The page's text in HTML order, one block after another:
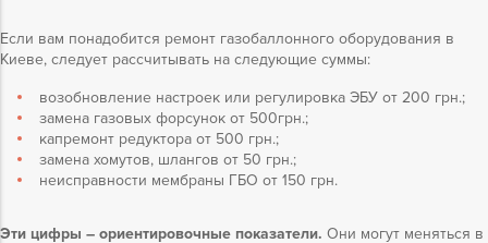
Если вам понадобится ремонт газобаллонного оборудования в
Киеве, следует рассчитывать на следующие суммы:
возобновление настроек или регулировка ЭБУ от 200 грн.;
замена газовых форсунок от 500грн.;
капремонт редуктора от 500 грн.;
замена хомутов, шлангов от 50 грн.;
неисправности мембраны ГБО от 150 грн.
Эти цифры – ориентировочные показатели. Они могут меняться в